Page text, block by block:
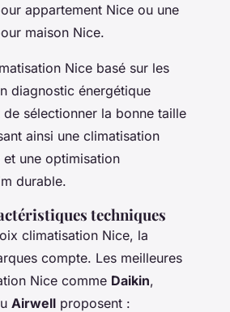
appartement Nice ou une
maison Nice.
Nice basé sur les
diagnostic énergétique
sélectionner la bonne taille
ainsi une climatisation
une optimisation
durable.
techniques
climatisation Nice, la
compte. Les meilleures
Nice comme Daikin,
Airwell proposent :